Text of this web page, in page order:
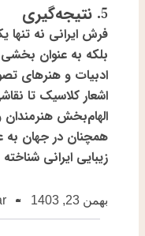
5. نتیجه‌گیری
فرش ایرانی نه
بلکه به عنوان
ادبیات و هنرهای
اشعار کلاسیک تا
الهام‌بخش
همچنان در جهان به
زیبایی ایرانی
بهمن 23, 1403